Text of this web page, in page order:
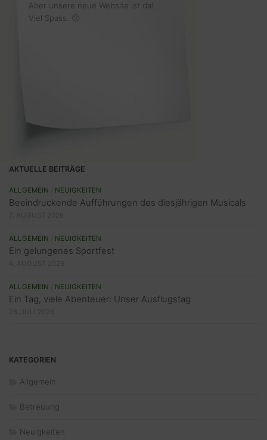
Aber unsere neue Website ist da!
Viel Spass. 🙂
AKTUELLE BEITRÄGE
ALLGEMEIN NEUIGKEITEN
Beeindruckende Aufführungen des diesjährigen Musicals
ALLGEMEIN NEUIGKEITEN
Ein gelungenes Sportfest
ALLGEMEIN NEUIGKEITEN
Ein Tag, viele Abenteuer: Unser Ausflugstag
KATEGORIEN
Allgemein
Betreuung
Neuigkeiten